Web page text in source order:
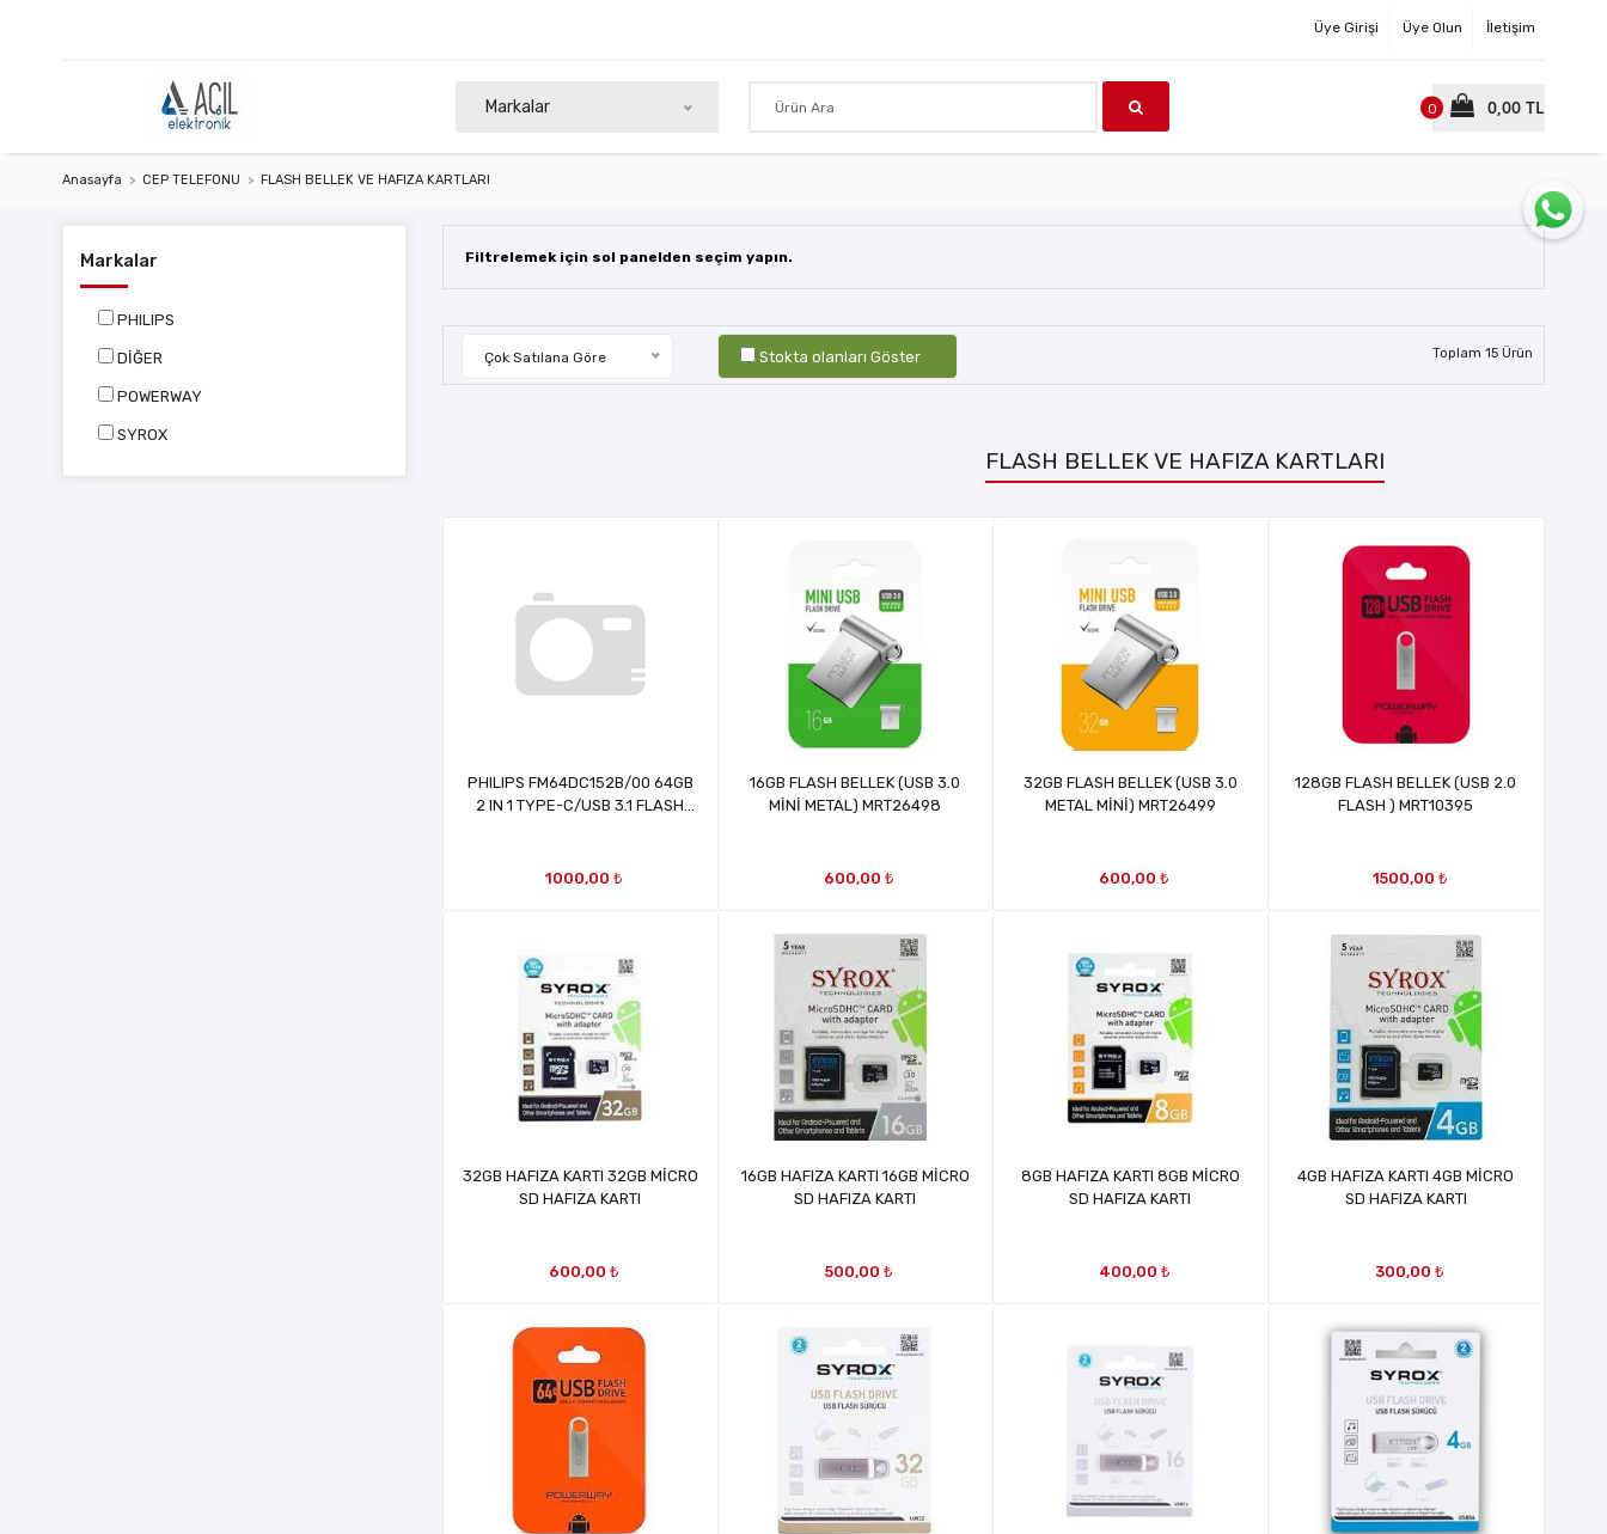
Üye Girişi Üye Olun İletişim
Markalar 0,00 TL
0
Anasayfa CEP TELEFONU FLASH BELLEK VE HAFIZA KARTLARI
Markalar
PHILIPS
DİĞER
POWERWAY
SYROX
Filtrelemek için sol panelden seçim yapın.
Çok Satılana Göre Stokta olanları Göster Toplam 15 Ürün
FLASH BELLEK VE HAFIZA KARTLARI
PHILIPS FM64DC152B/00 64GB
2 IN 1 TYPE-C/USB 3.1 FLASH
1000,00 ₺
16GB FLASH BELLEK (USB 3.0
MİNİ METAL) MRT26498
600,00 ₺
32GB FLASH BELLEK (USB 3.0
METAL MİNİ) MRT26499
600,00 ₺
128GB FLASH BELLEK (USB 2.0
FLASH ) MRT10395
1500,00 ₺
32GB HAFIZA KARTI 32GB MİCRO
SD HAFIZA KARTI
600,00 ₺
16GB HAFIZA KARTI 16GB MİCRO
SD HAFIZA KARTI
500,00 ₺
8GB HAFIZA KARTI 8GB MİCRO
SD HAFIZA KARTI
400,00 ₺
4GB HAFIZA KARTI 4GB MİCRO
SD HAFIZA KARTI
300,00 ₺